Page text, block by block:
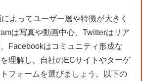
よってユーザー層や特徴が大きく
は写真や動画中心、Twitterはリア
Facebookはコミュニティ形成な
理解し、自社のECサイトやターゲ
フォームを選びましょう。以下の